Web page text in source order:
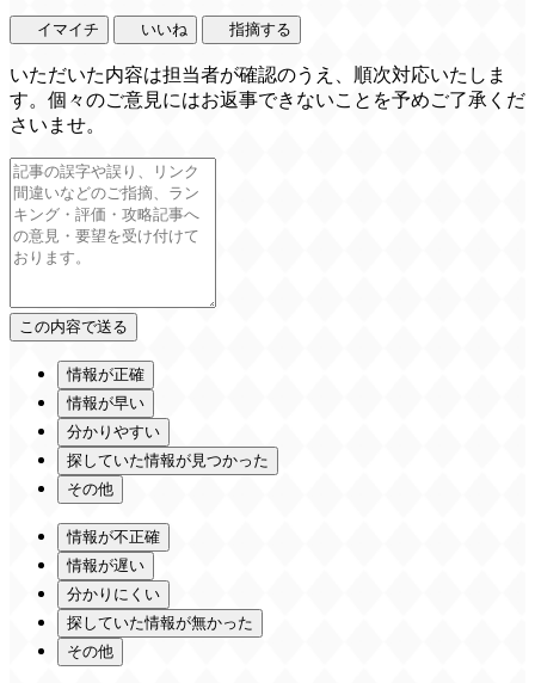
イマイチ いいね 指摘する
いただいた内容は担当者が確認のうえ、順次対応いたしま
す。個々のご意見にはお返事できないことを予めご了承くだ
さいませ。
情報が正確
情報が早い
分かりやすい
探していた情報が見つかった
その他
情報が不正確
情報が遅い
分かりにくい
探していた情報が無かった
その他